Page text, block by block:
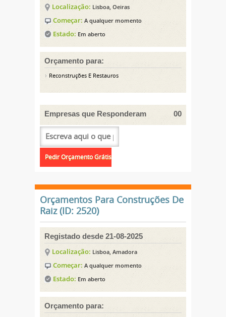
Localização: Lisboa, Oeiras
Começar: A qualquer momento
Estado: Em aberto
Orçamento para:
Reconstruções E Restauros
Empresas que Responderam 00
Orçamentos Para Construções De
Raiz (ID: 2520)
Registado desde 21-08-2025
Localização: Lisboa, Amadora
Começar: A qualquer momento
Estado: Em aberto
Orçamento para: